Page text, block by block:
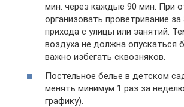
мин. через каждые 90 мин. При
организовать проветривание
прихода с улицы или занятий.
воздуха не должна опускаться
важно избегать сквозняков.
Постельное белье в детском
менять минимум 1 раз за
графику).